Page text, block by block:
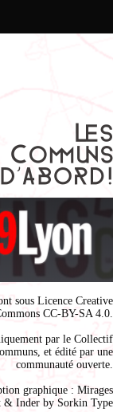
sous Licence Creative
CC-BY-SA 4.0
par le Collectif
, et édité par une
communauté ouverte.
graphique : Mirages
& Inder by Sorkin Type